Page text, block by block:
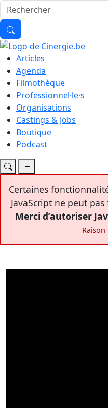
Articles
Agenda
Filmothèque
Professionnel·le·s
Organisations
Castings & Jobs
Boutique
Podcast
Certaines
JavaScript ne peut
Merci d’autoriser
Raison